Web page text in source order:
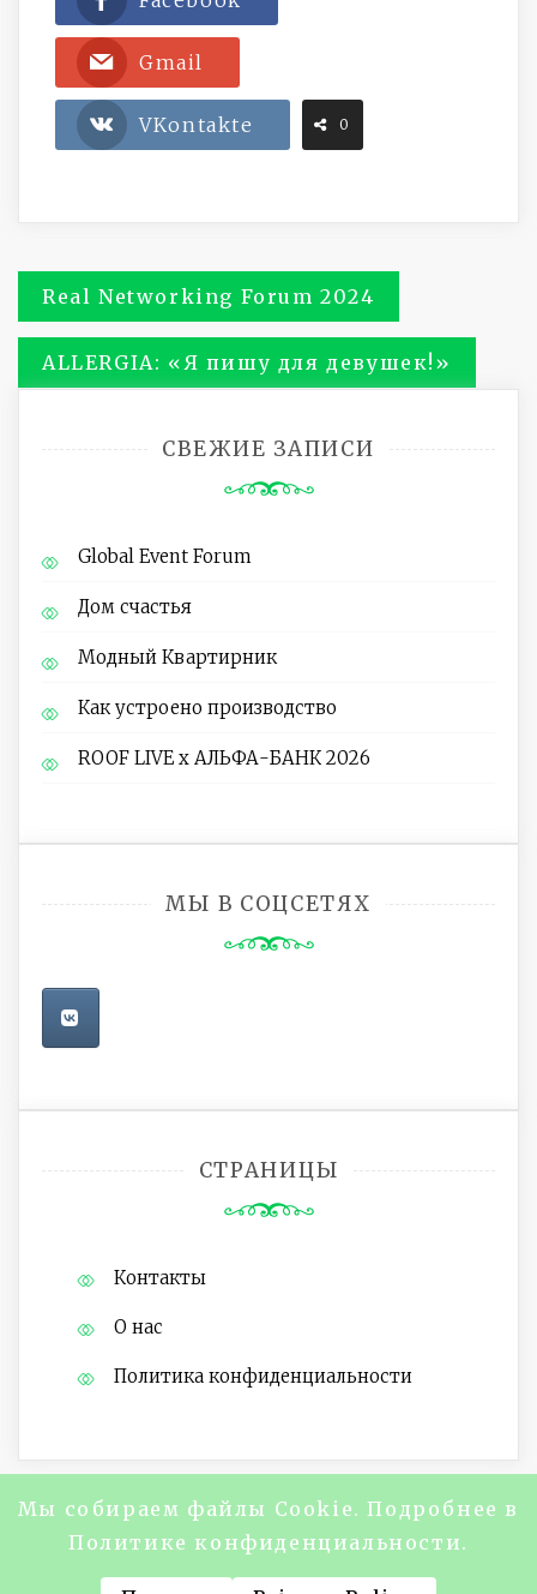
Gmail
VKontakte 0
Навигация
по
записям
Real Networking Forum 2024
ALLERGIA: «Я пишу для девушек!»
СВЕЖИЕ ЗАПИСИ
Global Event Forum
Дом счастья
Модный Квартирник
Как устроено производство
ROOF LIVE x АЛЬФА-БАНК 2026
МЫ В СОЦСЕТЯХ
СТРАНИЦЫ
Контакты
О нас
Политика конфиденциальности
Copyright @2024 Журнал "About Life
Magazine" Все права защищены.
Мы собираем файлы Cookie. Подробнее в
Политике конфиденциальности.